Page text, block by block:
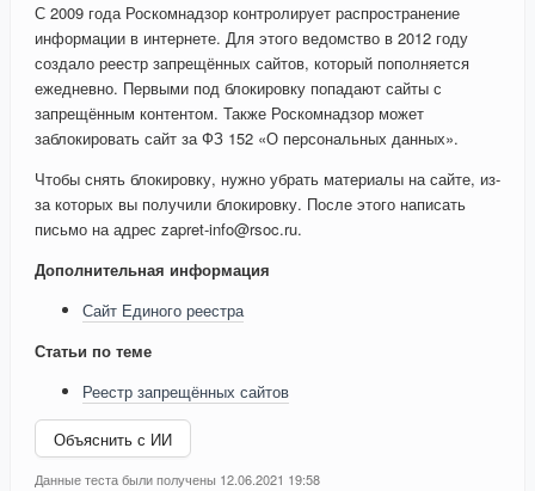
С 2009 года Роскомнадзор контролирует распространение
информации в интернете. Для этого ведомство в 2012 году
создало реестр запрещённых сайтов, который пополняется
ежедневно. Первыми под блокировку попадают сайты с
запрещённым контентом. Также Роскомнадзор может
заблокировать сайт за ФЗ 152 «О персональных данных».
Чтобы снять блокировку, нужно убрать материалы на сайте, из-
за которых вы получили блокировку. После этого написать
письмо на адрес zapret-info@rsoc.ru.
Дополнительная информация
Сайт Единого реестра
Статьи по теме
Реестр запрещённых сайтов
Объяснить с ИИ
Данные теста были получены 12.06.2021 19:58